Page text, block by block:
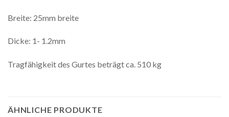
Breite: 25mm breite
Dicke: 1- 1.2mm
Tragfähigkeit des Gurtes beträgt ca. 510 kg
ÄHNLICHE PRODUKTE